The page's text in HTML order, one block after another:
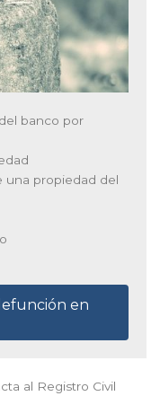
banco por
una propiedad del
en
al Registro Civil